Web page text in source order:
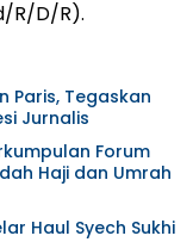
R/D/R).
Paris, Tegaskan
Jurnalis
Forum
Haji dan Umrah
Haul Syech Sukhi